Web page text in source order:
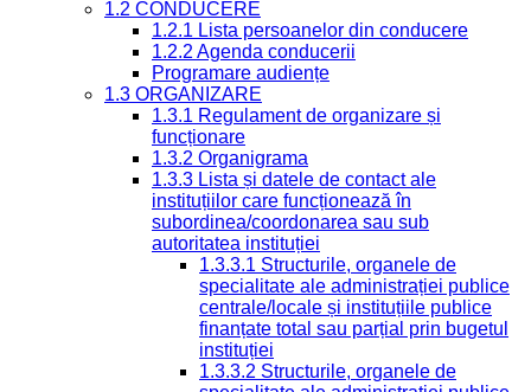
1.2 CONDUCERE
1.2.1 Lista persoanelor din conducere
1.2.2 Agenda conducerii
Programare audiențe
1.3 ORGANIZARE
1.3.1 Regulament de organizare și
funcționare
1.3.2 Organigrama
1.3.3 Lista și datele de contact ale
instituțiilor care funcționează în
subordinea/coordonarea sau sub
autoritatea instituției
1.3.3.1 Structurile, organele de
specialitate ale administrației publice
centrale/locale și instituțiile publice
finanțate total sau parțial prin bugetul
instituției
1.3.3.2 Structurile, organele de